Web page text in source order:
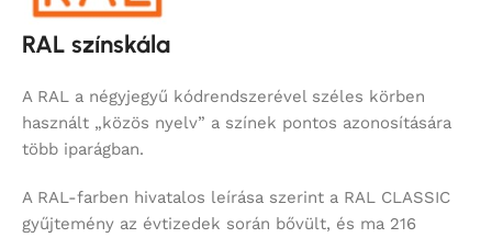
RAL színskála
A RAL a négyjegyű kódrendszerével széles körben
használt „közös nyelv” a színek pontos azonosítására
több iparágban.
A RAL-farben hivatalos leírása szerint a RAL CLASSIC
gyűjtemény az évtizedek során bővült, és ma 216